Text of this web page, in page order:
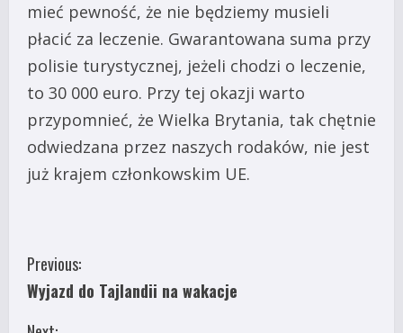
mieć pewność, że nie będziemy musieli
płacić za leczenie. Gwarantowana suma przy
polisie turystycznej, jeżeli chodzi o leczenie,
to 30 000 euro. Przy tej okazji warto
przypomnieć, że Wielka Brytania, tak chętnie
odwiedzana przez naszych rodaków, nie jest
już krajem członkowskim UE.
C
o
Previous:
Wyjazd do Tajlandii na wakacje